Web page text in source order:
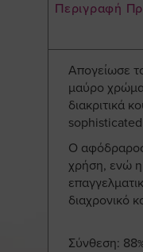
Περιγραφή
Απογείωσε
μαύρο
διακριτικά
Ο
χρήση, ενώ η
διαχρονικό
Σύνθεση: